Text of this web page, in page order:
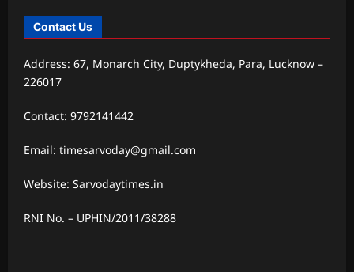
Contact Us
Address: 67, Monarch City, Duptykheda, Para, Lucknow –
226017
Contact: 9792141442
Email: timesarvoday@gmail.com
Website: Sarvodaytimes.in
RNI No. – UPHIN/2011/38288